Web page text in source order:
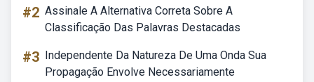
#2 Assinale A Alternativa Correta Sobre A
Classificação Das Palavras Destacadas
#3 Independente Da Natureza De Uma Onda Sua
Propagação Envolve Necessariamente